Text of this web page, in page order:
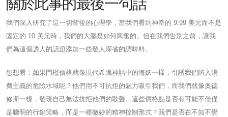
關於此事的最後一句話
我們深入研究了這一切背後的心理學，當我們看到神奇的 9.99 美元而不是
固定的 10 美元時，我們的大腦是如何興奮的。但在我們告別之前，讓我
們為這個誘人的話題添加一些發人深省的調味料。
想想看：如果門檻價格就像現代希臘神話中的海妖一樣，引誘我們陷入消
費主義的危險水域呢？他們用不可抗拒的魅力吸引我們，而我們就像奧德
修斯一樣，發現自己無法抗拒他們的歌聲。這些價格點是否有可能不僅僅
是聰明的行銷策略，而是一種微妙的精神控制形式？我們是否在不知不覺